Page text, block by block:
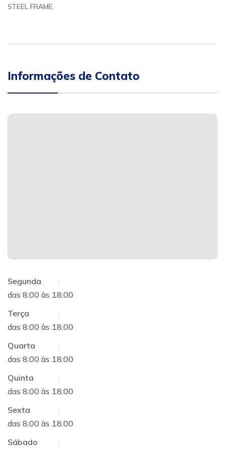
STEEL FRAME.
Informações de Contato
Segunda
:
das 8:00 às 18:00
Terça
:
das 8:00 às 18:00
Quarta
:
das 8:00 às 18:00
Quinta
:
das 8:00 às 18:00
Sexta
:
das 8:00 às 18:00
Sábado
: